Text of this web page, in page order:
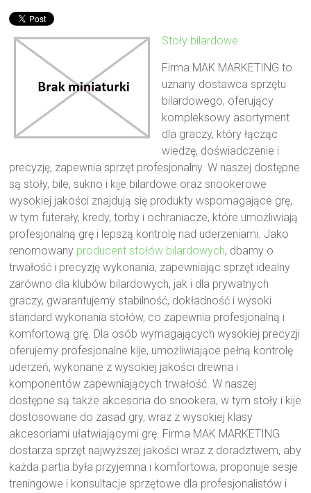
Stoły bilardowe
Firma MAK MARKETING to
uznany dostawca sprzętu
bilardowego, oferujący
kompleksowy asortyment
dla graczy, który łącząc
wiedzę, doświadczenie i
precyzję, zapewnia sprzęt profesjonalny. W naszej dostępne
są stoły, bile, sukno i kije bilardowe oraz snookerowe
wysokiej jakości znajdują się produkty wspomagające grę,
w tym futerały, kredy, torby i ochraniacze, które umożliwiają
profesjonalną grę i lepszą kontrolę nad uderzeniami. Jako
renomowany producent stołów bilardowych, dbamy o
trwałość i precyzję wykonania, zapewniając sprzęt idealny
zarówno dla klubów bilardowych, jak i dla prywatnych
graczy, gwarantujemy stabilność, dokładność i wysoki
standard wykonania stołów, co zapewnia profesjonalną i
komfortową grę. Dla osób wymagających wysokiej precyzji
oferujemy profesjonalne kije, umożliwiające pełną kontrolę
uderzeń, wykonane z wysokiej jakości drewna i
komponentów zapewniających trwałość. W naszej
dostępne są także akcesoria do snookera, w tym stoły i kije
dostosowane do zasad gry, wraz z wysokiej klasy
akcesoriami ułatwiającymi grę. Firma MAK MARKETING
dostarza sprzęt najwyższej jakości wraz z doradztwem, aby
każda partia była przyjemna i komfortowa, proponuje sesje
treningowe i konsultacje sprzętowe dla profesjonalistów i